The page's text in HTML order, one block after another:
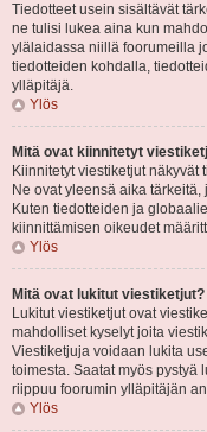
Tiedotteet usein sisältävät
ne tulisi lukea aina kun
ylälaidassa niillä foorumeilla
tiedotteiden kohdalla,
ylläpitäjä.
Ylös
Mitä ovat kiinnitetyt
Kiinnitetyt viestiketjut
Ne ovat yleensä aika
Kuten tiedotteiden ja
kiinnittämisen oikeudet
Ylös
Mitä ovat lukitut viestiketjut?
Lukitut viestiketjut ovat
mahdolliset kyselyt joita
Viestiketjuja voidaan lukita
toimesta. Saatat myös pystyä
riippuu foorumin ylläpitäjän
Ylös